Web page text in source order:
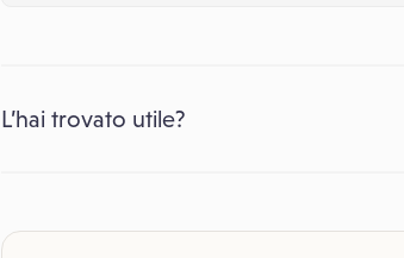
L’hai trovato utile?